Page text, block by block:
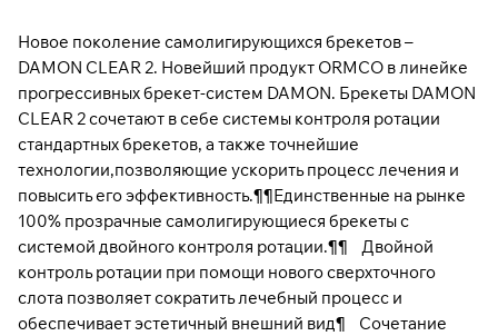
Новое поколение самолигирующихся брекетов –
DAMON CLEAR 2. Новейший продукт ORMCO в линейке
прогрессивных брекет-систем DAMON. Брекеты DAMON
CLEAR 2 сочетают в себе системы контроля ротации
стандартных брекетов, а также точнейшие
технологии,позволяющие ускорить процесс лечения и
повысить его эффективность.¶¶Единственные на рынке
100% прозрачные самолигирующиеся брекеты с
системой двойного контроля ротации.¶¶ Двойной
контроль ротации при помощи нового сверхточного
слота позволяет сократить лечебный процесс и
обеспечивает эстетичный внешний вид¶ Сочетание